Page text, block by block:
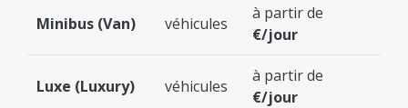
Minibus (Van) véhicules
à partir de
€/jour
Luxe (Luxury) véhicules
à partir de
€/jour